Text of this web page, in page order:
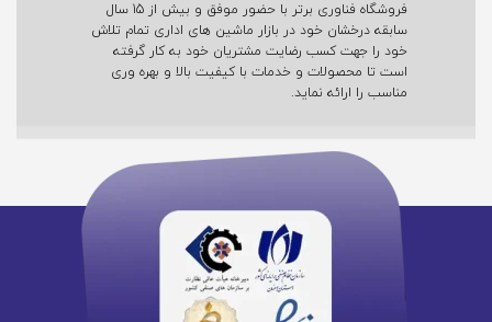
فروشگاه فناوری برتر با حضور موفق و بیش از 15 سال
سابقه درخشان خود در بازار ماشین های اداری تمام تلاش
خود را جهت کسب رضایت مشتریان خود به کار گرفته
است تا محصولات و خدمات با کیفیت بالا و بهره وری
مناسب را ارائه نماید.